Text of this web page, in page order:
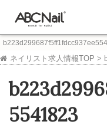
ネイリスト求人情報TOP >
5541823